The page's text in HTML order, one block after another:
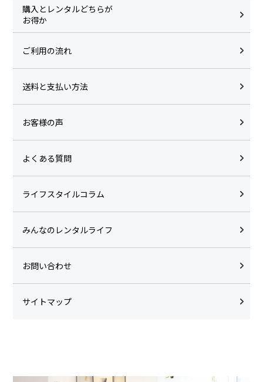
購入とレンタルどちらが
お得か
ご利用の流れ
送料と支払い方法
お客様の声
よくある質問
ライフスタイルコラム
みんなのレンタルライフ
お問い合わせ
サイトマップ